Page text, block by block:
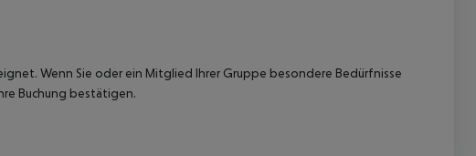
Wenn Sie oder ein Mitglied Ihrer Gruppe besondere Bedürfnisse
Buchung bestätigen.